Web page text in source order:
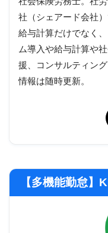
社（シェアード会社
給与計算だけでなく
ム導入や給与計算や
援、コンサルティン
情報は随時更新。
【多機能勤怠】